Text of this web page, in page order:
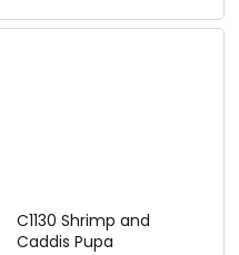
C1130 Shrimp and
Caddis Pupa